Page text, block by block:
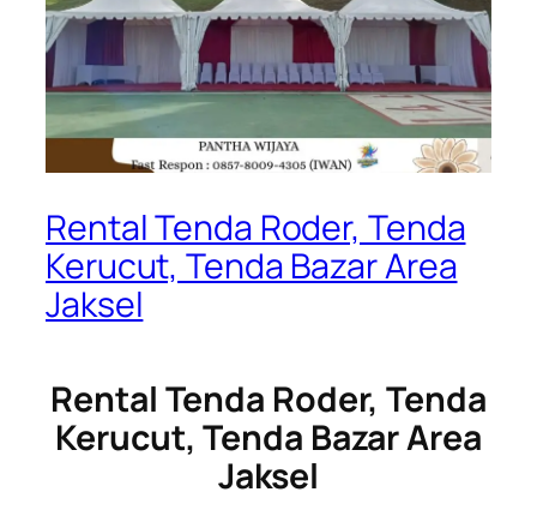
Rental Tenda Roder, Tenda
Kerucut, Tenda Bazar Area
Jaksel
Rental Tenda Roder, Tenda
Kerucut, Tenda Bazar Area
Jaksel